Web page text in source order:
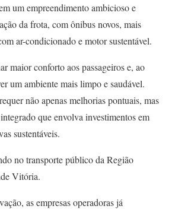
um empreendimento ambicioso e
da frota, com ônibus novos, mais
ar-condicionado e motor sustentável.
maior conforto aos passageiros e, ao
um ambiente mais limpo e saudável.
não apenas melhorias pontuais, mas
que envolva investimentos em
sustentáveis.
no transporte público da Região
Vitória.
as empresas operadoras já